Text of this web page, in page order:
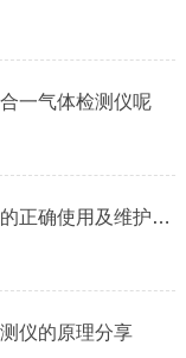
一气体检测仪呢
可燃气体探测器的正确使用及维护方法
仪的原理分享